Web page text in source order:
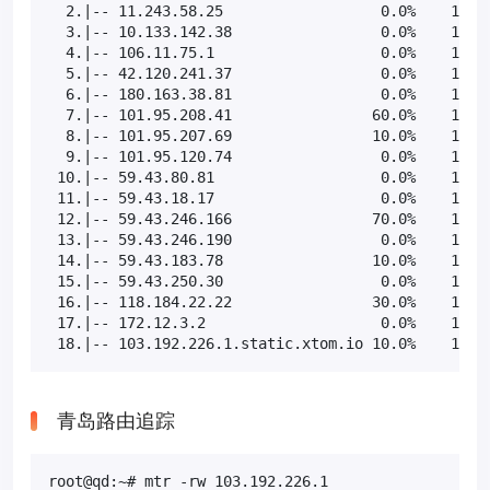
2.|-- 11.243.58.25                  0.0%    10
3.|-- 10.133.142.38                 0.0%    10
4.|-- 106.11.75.1                   0.0%    10
5.|-- 42.120.241.37                 0.0%    10
6.|-- 180.163.38.81                 0.0%    10
7.|-- 101.95.208.41                60.0%    10
8.|-- 101.95.207.69                10.0%    10
9.|-- 101.95.120.74                 0.0%    10
10.|-- 59.43.80.81                   0.0%    10
11.|-- 59.43.18.17                   0.0%    10
12.|-- 59.43.246.166                70.0%    10
13.|-- 59.43.246.190                 0.0%    10
14.|-- 59.43.183.78                 10.0%    10
15.|-- 59.43.250.30                  0.0%    10
16.|-- 118.184.22.22                30.0%    10
17.|-- 172.12.3.2                    0.0%    10
18.|-- 103.192.226.1.static.xtom.io 10.0%    10
青岛路由追踪
root@qd:~# mtr -rw 103.192.226.1